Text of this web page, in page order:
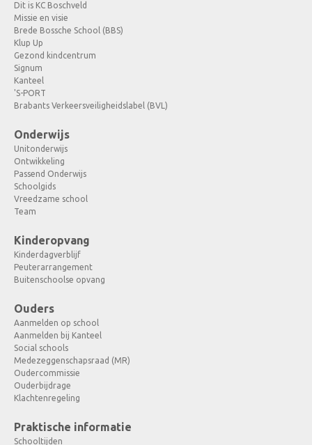
Dit is KC Boschveld
Missie en visie
Brede Bossche School (BBS)
Klup Up
Gezond kindcentrum
Signum
Kanteel
'S-PORT
Brabants Verkeersveiligheidslabel (BVL)
Onderwijs
Unitonderwijs
Ontwikkeling
Passend Onderwijs
Schoolgids
Vreedzame school
Team
Kinderopvang
Kinderdagverblijf
Peuterarrangement
Buitenschoolse opvang
Ouders
Aanmelden op school
Aanmelden bij Kanteel
Social schools
Medezeggenschapsraad (MR)
Oudercommissie
Ouderbijdrage
Klachtenregeling
Praktische informatie
Schooltijden